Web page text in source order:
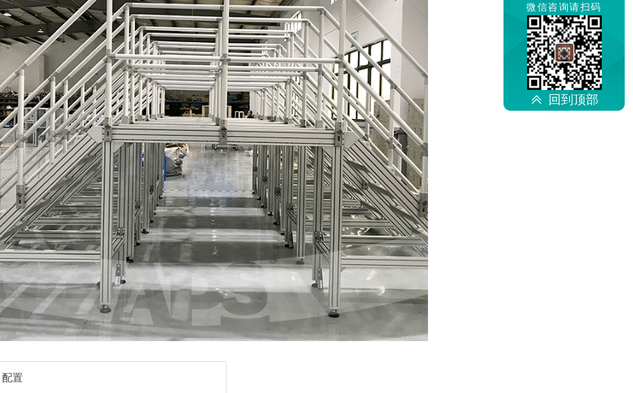
配置
微信咨询请扫码
ꅁ 回到顶部